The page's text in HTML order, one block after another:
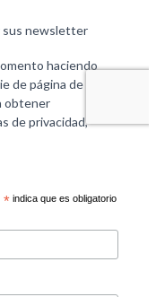
* indica que es obligatorio